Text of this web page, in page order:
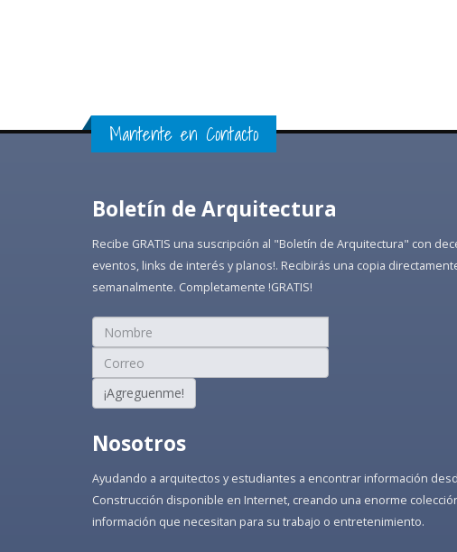
Mantente en Contacto
Boletín de Arquitectura
Recibe GRATIS una suscripción al "Boletín de Arquitectura" con
eventos, links de interés y planos!. Recibirás una copia
semanalmente. Completamente !GRATIS!
¡Agreguenme!
Nosotros
Ayudando a arquitectos y estudiantes a encontrar información
Construcción disponible en Internet, creando una enorme
información que necesitan para su trabajo o entretenimiento.